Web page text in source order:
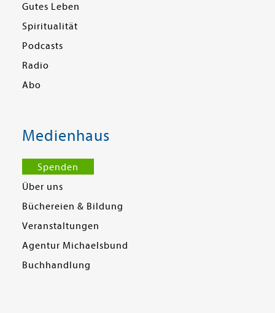
Gutes Leben
Spiritualität
Podcasts
Radio
Abo
Medienhaus
Spenden
Über uns
Büchereien & Bildung
Veranstaltungen
Agentur Michaelsbund
Buchhandlung